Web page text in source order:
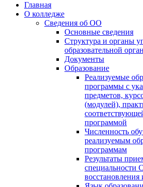
Главная
О колледже
Сведения об ОО
Основные сведения
Структура и органы
образовательной
Документы
Образование
Реализуемые
программы с
предметов,
(модулей),
программой
Численность
реализуемым
программам
Результаты
специальности
восстановления